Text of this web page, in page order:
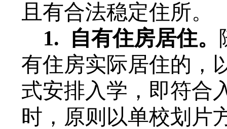
且有合法稳定住所。
1.
自有住房居住。
有住房实际居住的，
式安排入学，即符合
时，原则以单校划片